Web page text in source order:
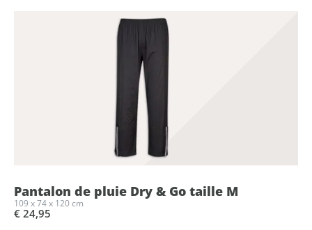
Pantalon de pluie Dry & Go taille M
109 x 74 x 120 cm
€ 24,95